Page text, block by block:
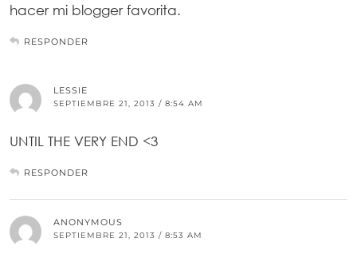
hacer mi blogger favorita.
RESPONDER
LESSIE
SEPTIEMBRE 21, 2013 / 8:54 AM
UNTIL THE VERY END <3
RESPONDER
ANONYMOUS
SEPTIEMBRE 21, 2013 / 8:53 AM